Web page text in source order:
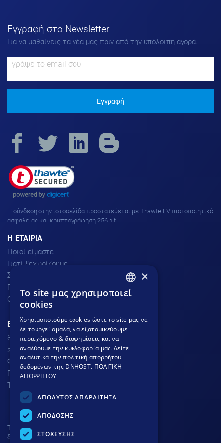
Εγγραφή στο Νewsletter
Για να μαθαίνεις τα νέα μας πριν από την υπόλοιπη αγορά.
Εγγραφή
H σύνδεση στην ιστοσελίδα προστατεύεται με Thawte EV πιστοποιητικό
ασφαλείας και κρυπτογράφηση 256 bit.
H ΕΤΑΙΡΙΑ
Ποιοί είμαστε
Γιατί ξεχωρίζουμε
Σχόλια πελατών
Προσφορές
Θέσεις Εργασίας
ΕΞΥΠΗΡΕΤΗΣΗ ΠΕΛΑΤΩΝ
801.300.3520 - 210.953.6767
support
dnhost.gr
Φόρμα επικοινωνίας
Γνωσιακή βάση
Τρόποι Πληρωμής
Το site προστατεύεται από
δικαιώματα πνευματικής
GREEK
×
To site μας χρησιμοποιεί
cookies
Χρησιμοποιούμε cookies ώστε το site μας να
λειτουργεί ομαλά, να εξατομικεύουμε
περιεχόμενο & διαφημίσεις και να
αναλύουμε την κυκλοφορία μας. Δείτε
αναλυτικά την πολιτική απορρήτου
δεδομένων της DNHOST. ΠΟΛΙΤΙΚΗ
ΑΠΟΡΡΗΤΟΥ
ΑΠΟΛΥΤΩΣ ΑΠΑΡΑΙΤΗΤΑ
ΑΠΟΔΟΣΗΣ
ΣΤΟΧΕΥΣΗΣ